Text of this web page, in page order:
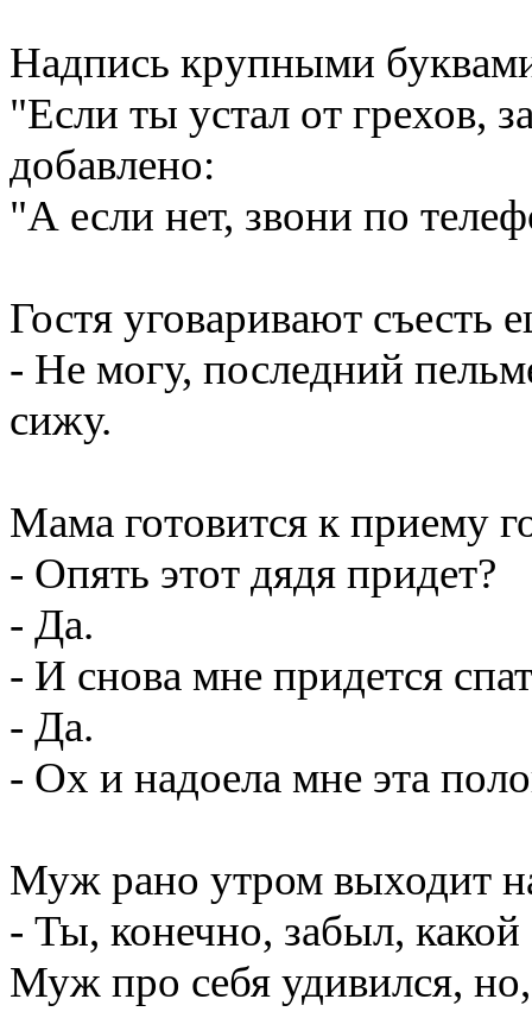
Надпись крупными
"Если ты устал от грехов,
добавлено:
"А если нет, звони по
Гостя уговаривают съесть
- Не могу, последний
сижу.
Мама готовится к приему
- Опять этот дядя придет?
- Да.
- И снова мне придется
- Да.
- Ох и надоела мне эта
Муж рано утром выходит
- Ты, конечно, забыл, какой
Муж про себя удивился,